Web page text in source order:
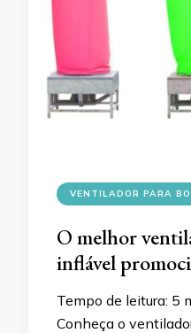
VENTILADOR PARA
O melhor
inflável
Tempo de leitura: 5
Conheça o